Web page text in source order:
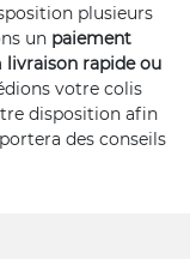
plusieurs
un paiement
livraison rapide ou
votre colis
disposition afin
des conseils